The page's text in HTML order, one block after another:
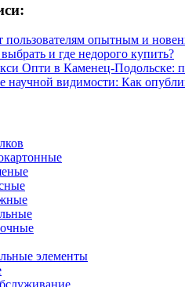
пользователям опытным и
и где недорого купить?
Опти в Каменец-Подольске:
видимости: Как
элементы